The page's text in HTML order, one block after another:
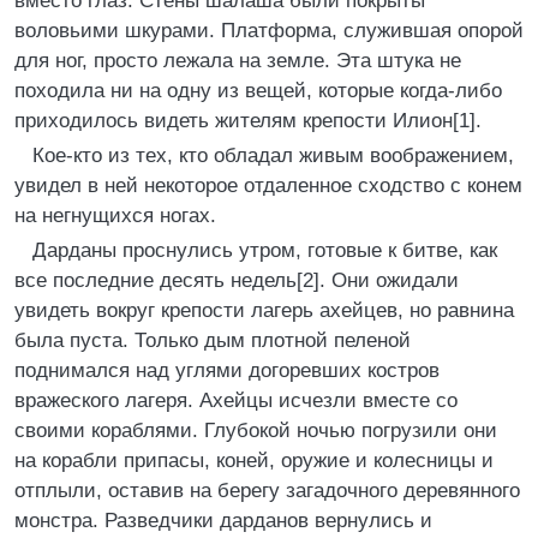
воловьими шкурами. Платформа, служившая опорой
для ног, просто лежала на земле. Эта штука не
походила ни на одну из вещей, которые когда-либо
приходилось видеть жителям крепости Илион[1].
Кое-кто из тех, кто обладал живым воображением,
увидел в ней некоторое отдаленное сходство с конем
на негнущихся ногах.
Дарданы проснулись утром, готовые к битве, как
все последние десять недель[2]. Они ожидали
увидеть вокруг крепости лагерь ахейцев, но равнина
была пуста. Только дым плотной пеленой
поднимался над углями догоревших костров
вражеского лагеря. Ахейцы исчезли вместе со
своими кораблями. Глубокой ночью погрузили они
на корабли припасы, коней, оружие и колесницы и
отплыли, оставив на берегу загадочного деревянного
монстра. Разведчики дарданов вернулись и